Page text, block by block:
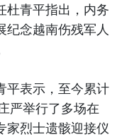
杜青平指出，内务
纪念越南伤残军人
平表示，至今累计
严举行了多场在
家烈士遗骸迎接仪